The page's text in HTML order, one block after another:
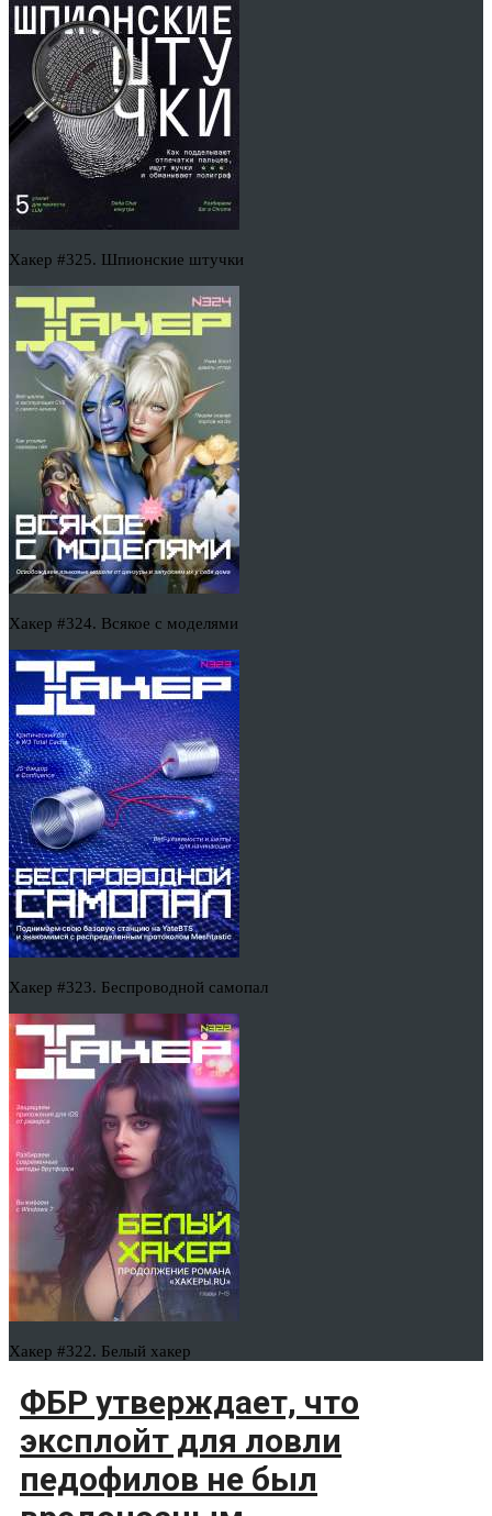
Хакер #325. Шпионские штучки
Хакер #324. Всякое с моделями
Хакер #323. Беспроводной самопал
Хакер #322. Белый хакер
ФБР утверждает, что
эксплойт для ловли
педофилов не был